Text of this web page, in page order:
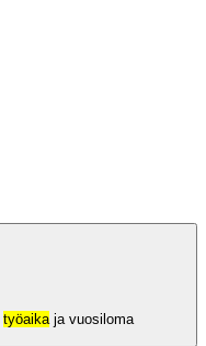
työaikaja vuosiloma